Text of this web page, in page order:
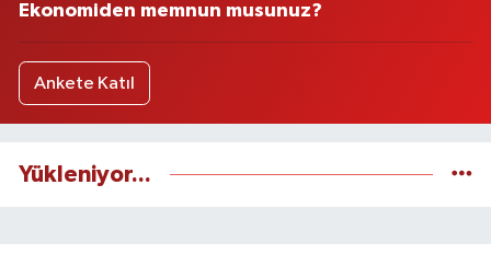
Ekonomiden memnun musunuz?
Ankete Katıl
Yükleniyor...